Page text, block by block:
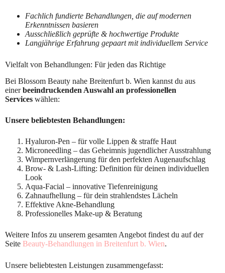
Fachlich fundierte Behandlungen, die auf modernen
Erkenntnissen basieren
Ausschließlich geprüfte & hochwertige Produkte
Langjährige Erfahrung gepaart mit individuellem Service
Vielfalt von Behandlungen: Für jeden das Richtige
Bei Blossom Beauty nahe Breitenfurt b. Wien kannst du aus
einerbeeindruckenden Auswahl an professionellen
Services wählen:
Unsere beliebtesten Behandlungen:
Hyaluron-Pen – für volle Lippen & straffe Haut
Microneedling – das Geheimnis jugendlicher Ausstrahlung
Wimpernverlängerung für den perfekten Augenaufschlag
Brow- & Lash-Lifting: Definition für deinen individuellen
Look
Aqua-Facial – innovative Tiefenreinigung
Zahnaufhellung – für dein strahlendstes Lächeln
Effektive Akne-Behandlung
Professionelles Make-up & Beratung
Weitere Infos zu unserem gesamten Angebot findest du auf der
Seite Beauty-Behandlungen in Breitenfurt b. Wien.
Unsere beliebtesten Leistungen zusammengefasst: